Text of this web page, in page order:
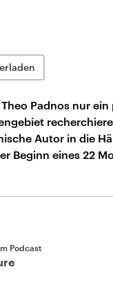
Padnos nur ein
Autor in die
Beginn eines 22
Podcast